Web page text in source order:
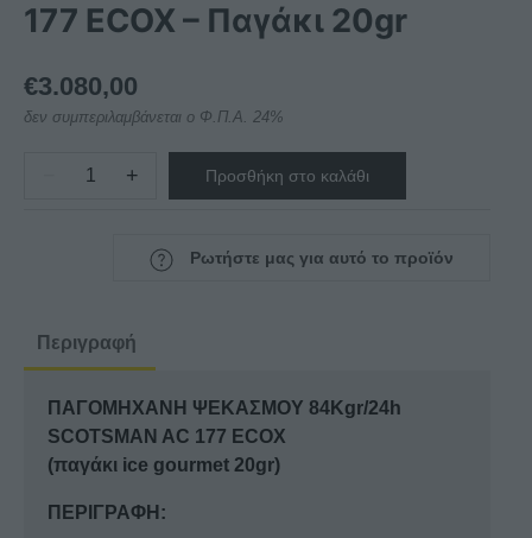
177 ECOX – Παγάκι 20gr
€3.080,00
δεν συμπεριλαμβάνεται ο Φ.Π.Α. 24%
ΠΑΓΟΜΗΧΑΝΗ
177
ECOX
Παγάκι
20gr
ποσότητα
+ Προσθήκη στο καλάθι
Ρωτήστε μας για αυτό το προϊόν
Περιγραφή
ΠΑΓΟΜΗΧΑΝΗ ΨΕΚΑΣΜΟΥ 84Kgr/24h
SCOTSMAN AC 177 ECOX
(παγάκι ice gourmet 20gr)
ΠΕΡΙΓΡΑΦΗ: